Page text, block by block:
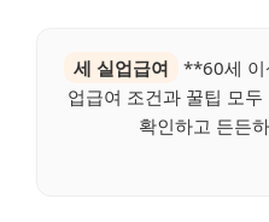
세 실업급여
**60세 이
업급여 조건과 꿀팁 모
확인하고 든든